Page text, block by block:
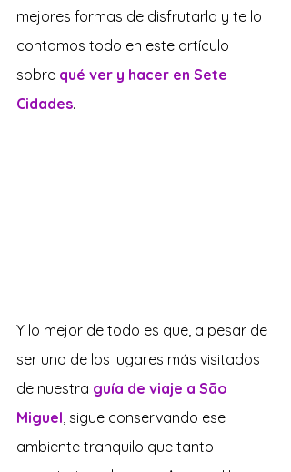
mejores formas de disfrutarla y te lo
contamos todo en este artículo
sobre qué ver y hacer en Sete
Cidades.
Y lo mejor de todo es que, a pesar de
ser uno de los lugares más visitados
de nuestra guía de viaje a São
Miguel, sigue conservando ese
ambiente tranquilo que tanto